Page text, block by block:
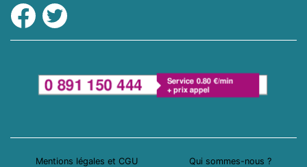
Facebook
Twitter
Mentions légales et CGU Qui sommes-nous ?